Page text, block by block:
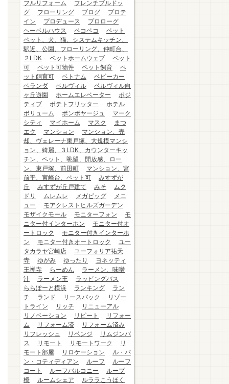
フルリフォーム
フレンチブルドッ
グ
フローリング ブログ
プロテ
イン
プロデュース
プロローグ
ヘーベルハウス
ペコペコ
ペット
ペット、犬、猫、システムキッチン、
駅近、公園、フローリング、仲町台、
２LDK
ペットホームウェブ
ペット
可
ペット可物件 ペット飼育
ペ
ット飼育可
ベトナム
ベビーカー
ベランダ
ベルヴィル
ベルヴィル向
ヶ丘遊園
ホームエレベーター
ポジ
ティブ
ポテトフリッター
ホテル
ボリューム
ボンボヤージュ
マーク
シティ
マイホーム マスク
まつ
エク
マンション
マンション、売
却、ヴェレーナ東戸塚、大規模マンシ
ョン、綺麗、３LDK、カウンターキッ
チン、ペット、眺望、開放感、ロー
ン、東戸塚、前田町
マンション、宮
前平、宮崎台、ペット可
みすずが
丘
みすずが丘戸建て みそ
ムク
ドリ
ムレムレ メガビッグ
メニ
ュー
モアクレストヒルズガーデン
モザイクモール
モニターフォン
モ
ニター付インターホン
モニター付オ
ートロック
モニター付きインターホ
ン
モニター付きオートロック
ユー
タカラヤ宮崎店
ユーフォリア祐天
寺
ゆがみ ゆったり
ヨネッティ
王禅寺
らーめん
ラーメン、味噌
汁
ラーメン王
ラッピングバス
ららぽーと横浜
ランキング
ラン
チ
ランド リースバック
リゾー
トライン
リッチ
リニューアル
リノベーション
リピート
リフォー
ム
リフォーム済
リフォーム済み
リフレッシュ
リベンジ
リムジンバ
ス
リモート リモートワーク
リ
モート部屋
リロケーション
ル・パ
ン・コティディアン
ルーフ
ルーフ
コート
ルーフバルコニー
ループ
橋
ルームシェア
ルララこうほく